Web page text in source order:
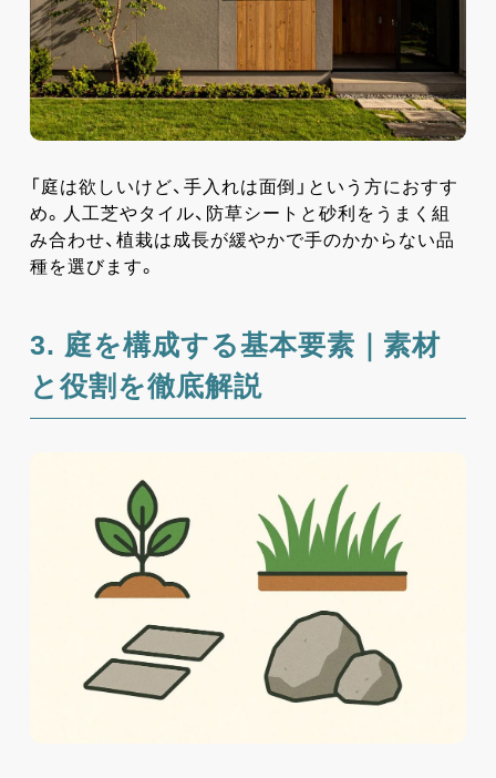
「庭は欲しいけど、手入れは面倒」という方におすす
め。人工芝やタイル、防草シートと砂利をうまく組
み合わせ、植栽は成長が緩やかで手のかからない品
種を選びます。
3. 庭を構成する基本要素｜素材
と役割を徹底解説